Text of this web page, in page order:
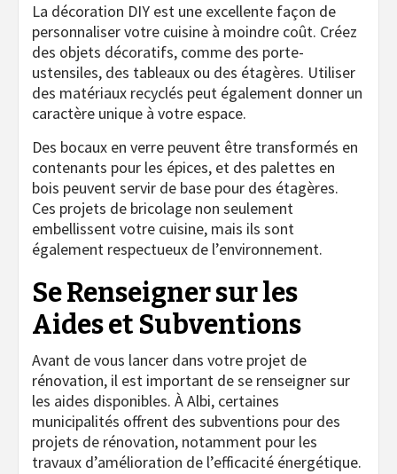
La décoration DIY est une excellente façon de
personnaliser votre cuisine à moindre coût. Créez
des objets décoratifs, comme des porte-
ustensiles, des tableaux ou des étagères. Utiliser
des matériaux recyclés peut également donner un
caractère unique à votre espace.
Des bocaux en verre peuvent être transformés en
contenants pour les épices, et des palettes en
bois peuvent servir de base pour des étagères.
Ces projets de bricolage non seulement
embellissent votre cuisine, mais ils sont
également respectueux de l’environnement.
Se Renseigner sur les
Aides et Subventions
Avant de vous lancer dans votre projet de
rénovation, il est important de se renseigner sur
les aides disponibles. À Albi, certaines
municipalités offrent des subventions pour des
projets de rénovation, notamment pour les
travaux d’amélioration de l’efficacité énergétique.